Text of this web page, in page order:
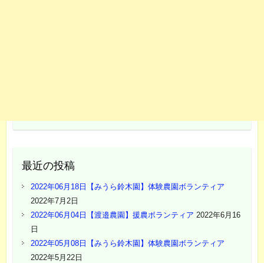
最近の投稿
2022年06月18日【みうら鈴木園】体験農園ボランティア
2022年7月2日
2022年06月04日【渡邉農園】援農ボランティア 2022年6月16
日
2022年05月08日【みうら鈴木園】体験農園ボランティア
2022年5月22日